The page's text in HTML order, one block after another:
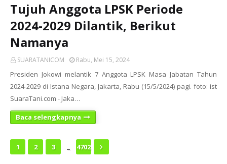
Tujuh Anggota LPSK Periode
2024-2029 Dilantik, Berikut
Namanya
SUARATANICOM Rabu, Mei 15, 2024
Presiden Jokowi melantik 7 Anggota LPSK Masa Jabatan Tahun
2024-2029 di Istana Negara, Jakarta, Rabu (15/5/2024) pagi. foto: ist
SuaraTani.com - Jaka…
Baca selengkapnya
1 2 3 ... 4702